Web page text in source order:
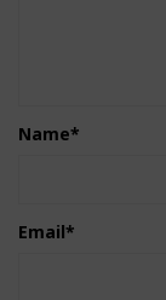
Name*
Email*